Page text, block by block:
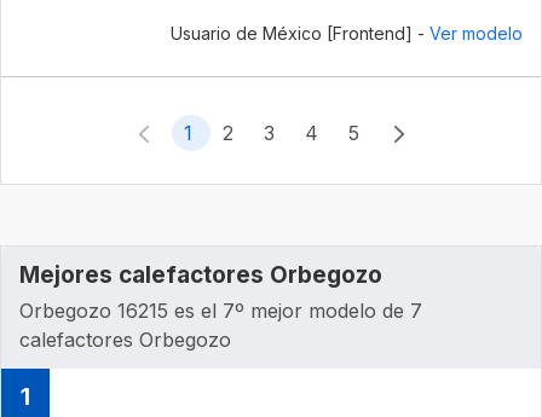
Usuario de México [Frontend] - Ver modelo
1 2 3 4 5
Mejores calefactores Orbegozo
Orbegozo 16215 es el 7º mejor modelo de 7
calefactores Orbegozo
1